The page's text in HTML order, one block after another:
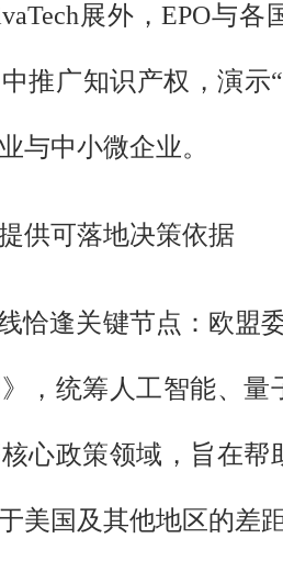
展外，EPO与
推广知识产权，演示
与中小微企业。
供可落地决策依据
恰逢关键节点：欧盟
，统筹人工智能、
心政策领域，旨在帮
美国及其他地区的差